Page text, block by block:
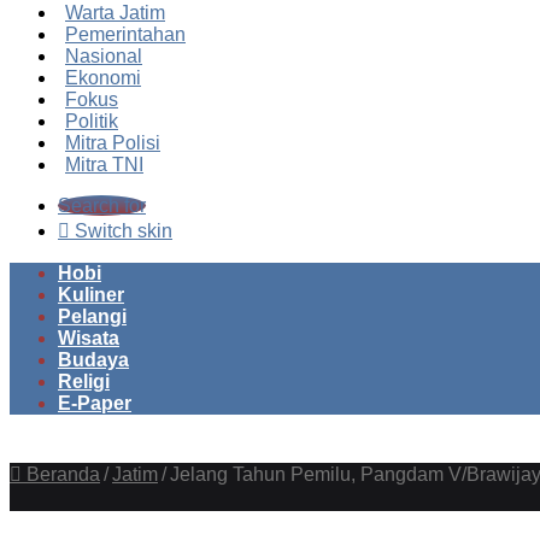
Warta Jatim
Pemerintahan
Nasional
Ekonomi
Fokus
Politik
Mitra Polisi
Mitra TNI
Search for
Switch skin
Hobi
Kuliner
Pelangi
Wisata
Budaya
Religi
E-Paper
Beranda /Jatim/Jelang Tahun Pemilu, Pangdam V/